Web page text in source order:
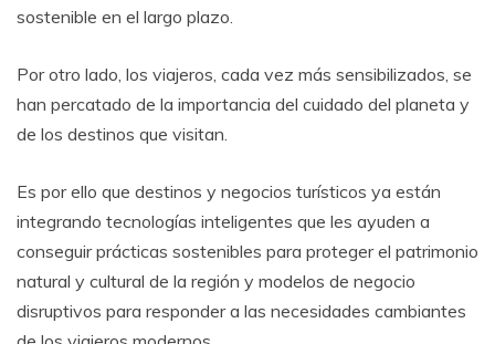
sostenible en el largo plazo.
Por otro lado, los viajeros, cada vez más sensibilizados, se
han percatado de la importancia del cuidado del planeta y
de los destinos que visitan.
Es por ello que destinos y negocios turísticos ya están
integrando tecnologías inteligentes que les ayuden a
conseguir prácticas sostenibles para proteger el patrimonio
natural y cultural de la región y modelos de negocio
disruptivos para responder a las necesidades cambiantes